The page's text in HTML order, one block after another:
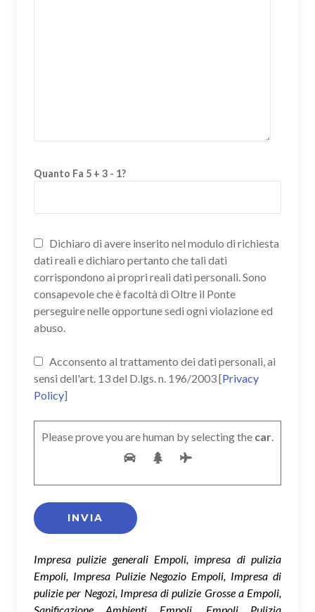
Quanto Fa 5 + 3 - 1?
Dichiaro di avere inserito nel modulo di richiesta
dati reali e dichiaro pertanto che tali dati
corrispondono ai propri reali dati personali. Sono
consapevole che è facoltà di Oltre il Ponte
perseguire nelle opportune sedi ogni violazione ed
abuso.
Acconsento al trattamento dei dati personali, ai
sensi dell'art. 13 del D.lgs. n. 196/2003 [Privacy
Policy]
Please prove you are human by selecting the car.
Impresa pulizie generali Empoli, impresa di pulizia
Empoli, Impresa Pulizie Negozio Empoli, Impresa di
pulizie per Negozi, Impresa di pulizie Grosse a Empoli,